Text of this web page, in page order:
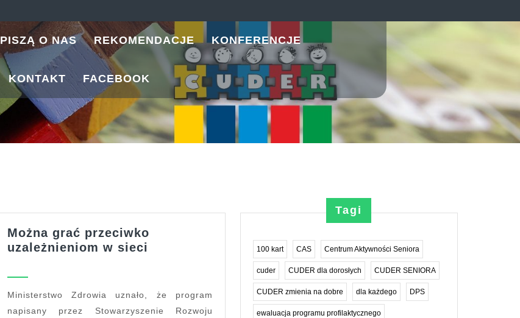
PISZĄ O NAS REKOMENDACJE KONFERENCJE
KONTAKT FACEBOOK
Można grać przeciwko
uzależnieniom w sieci
uzależnieniom
w
Ministerstwo Zdrowia uznało, że program
napisany przez Stowarzyszenie Rozwoju
Tagi
100 kart CAS Centrum Aktywności Seniora
cuder CUDER dla dorosłych CUDER SENIORA
CUDER zmienia na dobre dla każdego DPS
ewaluacja programu profilaktycznego